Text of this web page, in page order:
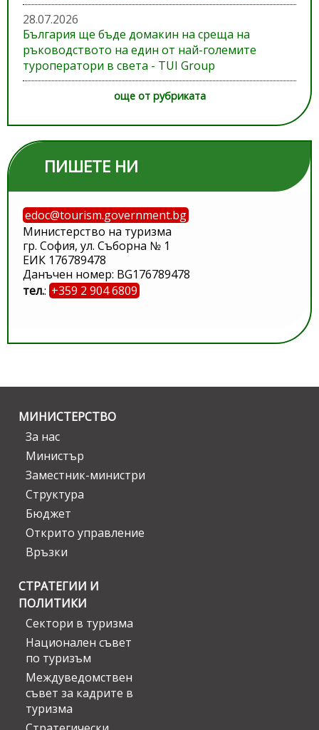
28.07.2026
България ще бъде домакин на среща на
ръководството на един от най-големите
туроператори в света - TUI Group
още от рубриката
ПИШЕТЕ НИ
edoc@tourism.government.bg
Министерство на туризма
гр. София, ул. Съборна № 1
ЕИК 176789478
Данъчен номер: BG176789478
тел.: +359 2 904 6809
МИНИСТЕРСТВО
За нас
Министър
Заместник-министри
Структура
Бюджет
Открито управление
Връзки
СТРАТЕГИИ И
ПОЛИТИКИ
Сектори в туризма
Национален съвет
по туризъм
Междуведомствен
съвет за кадрите в
туризма